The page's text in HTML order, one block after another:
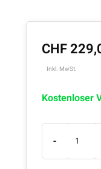
CHF
Inkl. MwSt.
Kostenloser
-